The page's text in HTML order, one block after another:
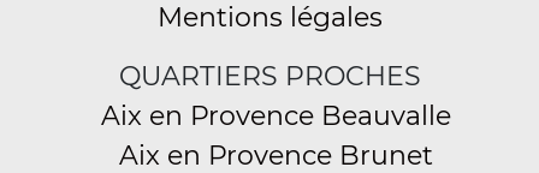
Mentions légales
QUARTIERS PROCHES
Aix en Provence Beauvalle
Aix en Provence Brunet